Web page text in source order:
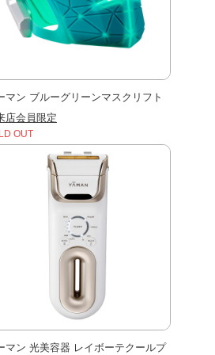
マン ブルーグリーンマスクリフト
店会員限定
OUT
マン 光美容器 レイボーテクールプ